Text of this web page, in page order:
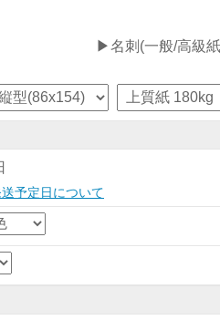
▶名刺(一般/高級
予定日について